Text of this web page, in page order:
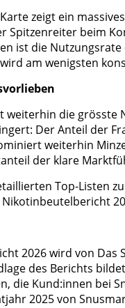
zeigt ein
Spitzenreiter beim
ist die
am wenigsten
weiterhin die grösste
Der Anteil der
weiterhin
der klare
Top-Listen
Nikotinbeutelbericht
2026 wird von Das
des Berichts
die Kund:innen bei
2025 von